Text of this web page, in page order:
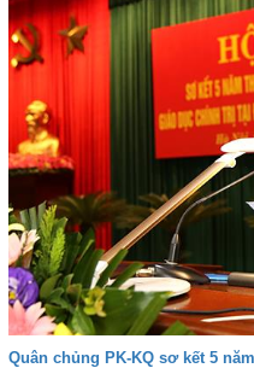
Quân chủng PK-KQ sơ kết 5